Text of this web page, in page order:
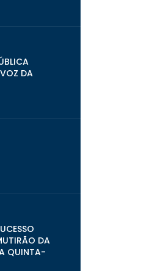
DA
DA
QUINTA-